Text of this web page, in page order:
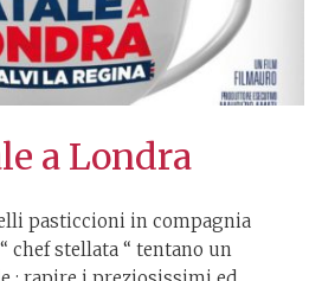
a Londra
pasticcioni in compagnia
chef stellata “ tentano un